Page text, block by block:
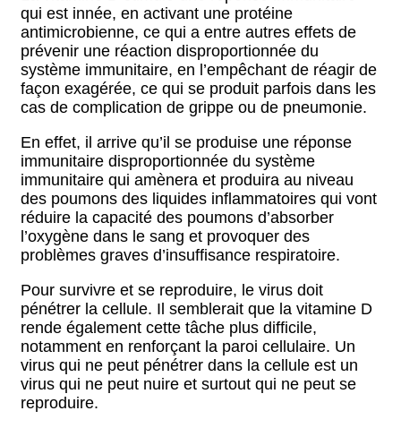
qui est innée, en activant une protéine
antimicrobienne, ce qui a entre autres effets de
prévenir une réaction disproportionnée du
système immunitaire, en l’empêchant de réagir de
façon exagérée, ce qui se produit parfois dans les
cas de complication de grippe ou de pneumonie.
En effet, il arrive qu’il se produise une réponse
immunitaire disproportionnée du système
immunitaire qui amènera et produira au niveau
des poumons des liquides inflammatoires qui vont
réduire la capacité des poumons d’absorber
l’oxygène dans le sang et provoquer des
problèmes graves d’insuffisance respiratoire.
Pour survivre et se reproduire, le virus doit
pénétrer la cellule. Il semblerait que la vitamine D
rende également cette tâche plus difficile,
notamment en renforçant la paroi cellulaire. Un
virus qui ne peut pénétrer dans la cellule est un
virus qui ne peut nuire et surtout qui ne peut se
reproduire.